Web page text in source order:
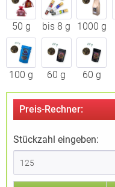
50 g bis 8 g 1000 g
100 g 60 g 60 g
Preis-Rechner:
Stückzahl eingeben: